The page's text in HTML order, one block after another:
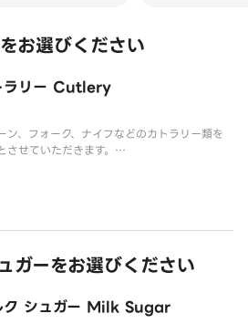
お選びください
ラリー Cutlery
ン、フォーク、ナイフなどのカトラリー類を
させていただきます。
ガーをお選びください
ク シュガー Milk Sugar